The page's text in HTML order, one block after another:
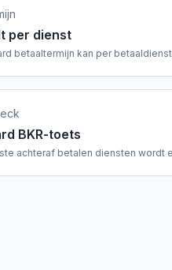
per dienst
betaaltermijn kan per
BKR-toets
achteraf betalen diensten wordt